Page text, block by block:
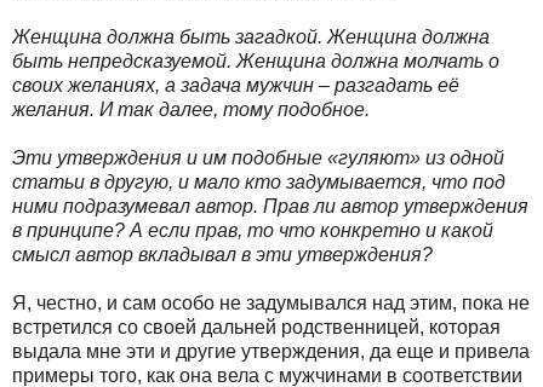
Женщина должна быть загадкой. Женщина должна
быть непредсказуемой. Женщина должна молчать о
своих желаниях, а задача мужчин – разгадать её
желания. И так далее, тому подобное.
Эти утверждения и им подобные «гуляют» из одной
статьи в другую, и мало кто задумывается, что под
ними подразумевал автор. Прав ли автор утверждения
в принципе? А если прав, то что конкретно и какой
смысл автор вкладывал в эти утверждения?
Я, честно, и сам особо не задумывался над этим, пока не
встретился со своей дальней родственницей, которая
выдала мне эти и другие утверждения, да еще и привела
примеры того, как она вела с мужчинами в соответствии